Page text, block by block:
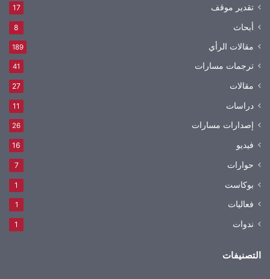
تقدير موقف 17
أبحاث 8
مقالات الرأي 189
ترجمات مسارات 41
مقالات 27
دراسات 11
إصدارات مسارات 26
فيديو 16
حوارات 7
بوكاست 1
فعاليات 1
ندوات 1
التصنيفات